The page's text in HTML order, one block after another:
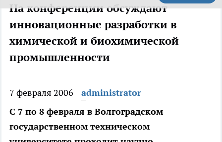
На конференции обсуждают
инновационные разработки в
химической и биохимической
промышленности
7 февраля 2006
administrator
С 7 по 8 февраля в Волгоградском
государственном техническом